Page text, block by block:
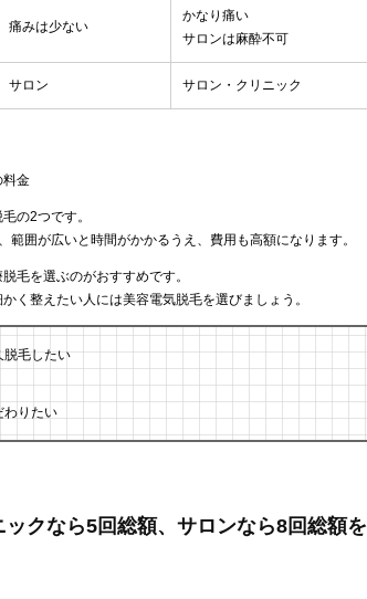
痛みは少ない
かなり痛い
サロンは麻酔不可
サロン サロン・クリニック
料金
の2つです。
囲が広いと時間がかかるうえ、費用も高額になります。
毛を選ぶのがおすすめです。
く整えたい人には美容電気脱毛を選びましょう。
脱毛したい
わりたい
クなら5回総額、サロンなら8回総額を